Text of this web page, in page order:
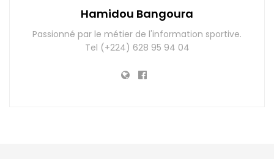
Hamidou Bangoura
Passionné par le métier de l'information sportive.
Tel (+224) 628 95 94 04